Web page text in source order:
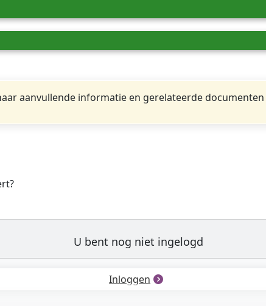
aanvullende informatie en gerelateerde
U bent nog niet ingelogd
Inloggen